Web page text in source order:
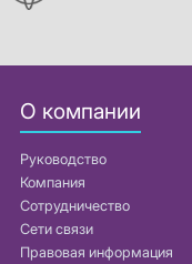
О компании
Руководство
Компания
Сотрудничество
Сети связи
Правовая информация